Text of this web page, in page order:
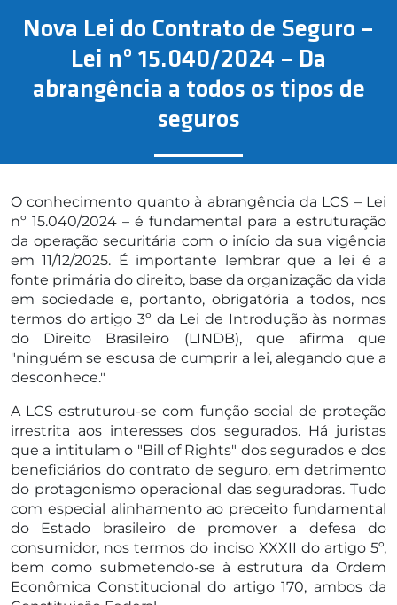
Nova Lei do Contrato de Seguro –
Lei nº 15.040/2024 – Da
abrangência a todos os tipos de
seguros
O conhecimento quanto à abrangência da LCS – Lei
nº 15.040/2024 – é fundamental para a estruturação
da operação securitária com o início da sua vigência
em 11/12/2025. É importante lembrar que a lei é a
fonte primária do direito, base da organização da vida
em sociedade e, portanto, obrigatória a todos, nos
termos do artigo 3º da Lei de Introdução às normas
do Direito Brasileiro (LINDB), que afirma que
"ninguém se escusa de cumprir a lei, alegando que a
desconhece."
A LCS estruturou-se com função social de proteção
irrestrita aos interesses dos segurados. Há juristas
que a intitulam o "Bill of Rights" dos segurados e dos
beneficiários do contrato de seguro, em detrimento
do protagonismo operacional das seguradoras. Tudo
com especial alinhamento ao preceito fundamental
do Estado brasileiro de promover a defesa do
consumidor, nos termos do inciso XXXII do artigo 5º,
bem como submetendo-se à estrutura da Ordem
Econômica Constitucional do artigo 170, ambos da